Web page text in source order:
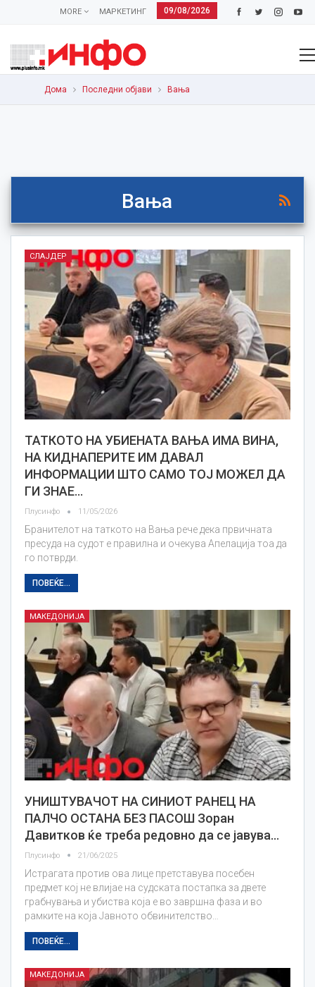
09/08/2026
МАРКЕТИНГ
MORE
Дома Последни објави Вања
Вања
СЛАЈДЕР
ТАТКОТО НА УБИЕНАТА ВАЊА ИМА ВИНА,
НА КИДНАПЕРИТЕ ИМ ДАВАЛ
ИНФОРМАЦИИ ШТО САМО ТОЈ МОЖЕЛ ДА
ГИ ЗНАЕ…
Плусинфо 11/05/2026
Бранителот на таткото на Вања рече дека првичната
пресуда на судот е правилна и очекува Апелација тоа да
го потврди.
ПОВЕЌЕ...
МАКЕДОНИЈА
УНИШТУВАЧОТ НА СИНИОТ РАНЕЦ НА
ПАЛЧО ОСТАНА БЕЗ ПАСОШ Зоран
Давитков ќе треба редовно да се јавува…
Плусинфо 21/06/2025
Истрагата против ова лице претставува посебен
предмет кој не влијае на судската постапка за двете
грабнувања и убиства која е во завршна фаза и во
рамките на која Јавното обвинителство…
ПОВЕЌЕ...
МАКЕДОНИЈА